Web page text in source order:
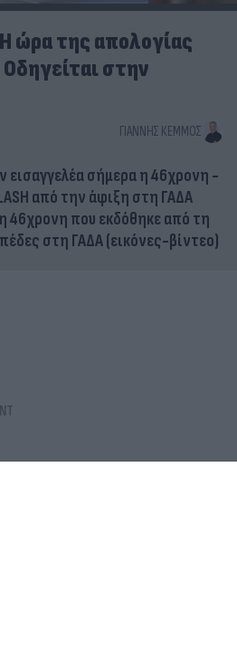
ώρα της απολογίας
στην
ΓΙΆΝΝΗΣ ΚΈΜΜΟΣ
εισαγγελέα σήμερα η 46χρονη -
από την άφιξη στη ΓΑΔΑ
46χρονη που εκδόθηκε από τη
στη ΓΑΔΑ (εικόνες-βίντεο)